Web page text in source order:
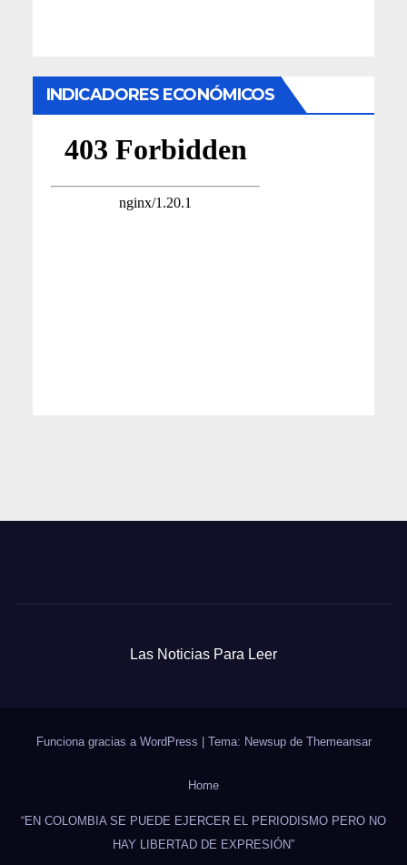
INDICADORES ECONÓMICOS
Las Noticias Para Leer
Funciona gracias a WordPress Tema: Newsup de Themeansar
Home
“EN COLOMBIA SE PUEDE EJERCER EL PERIODISMO PERO NO
HAY LIBERTAD DE EXPRESIÓN”